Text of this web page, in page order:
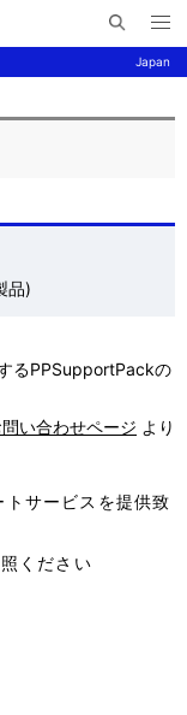
Japan
イ
内
メ
ニ
ュ
開
品)
るPPSupportPackの
問い合わせページ より
サービスを提供致
ください